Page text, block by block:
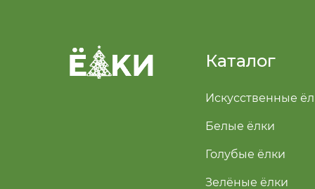
Елка искусственная со снегом: как
Чтобы подобрать подходящую модель,
Высота. Для квартиры оптимальны
Тип хвои. Литая хвоя выглядит
Цвет. Есть чисто-зелёные ели с
Каталог
Искусственные
Белые ёлки
Голубые ёлки
Зелёные ёлки